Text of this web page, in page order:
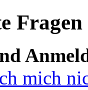
Fragen
mich